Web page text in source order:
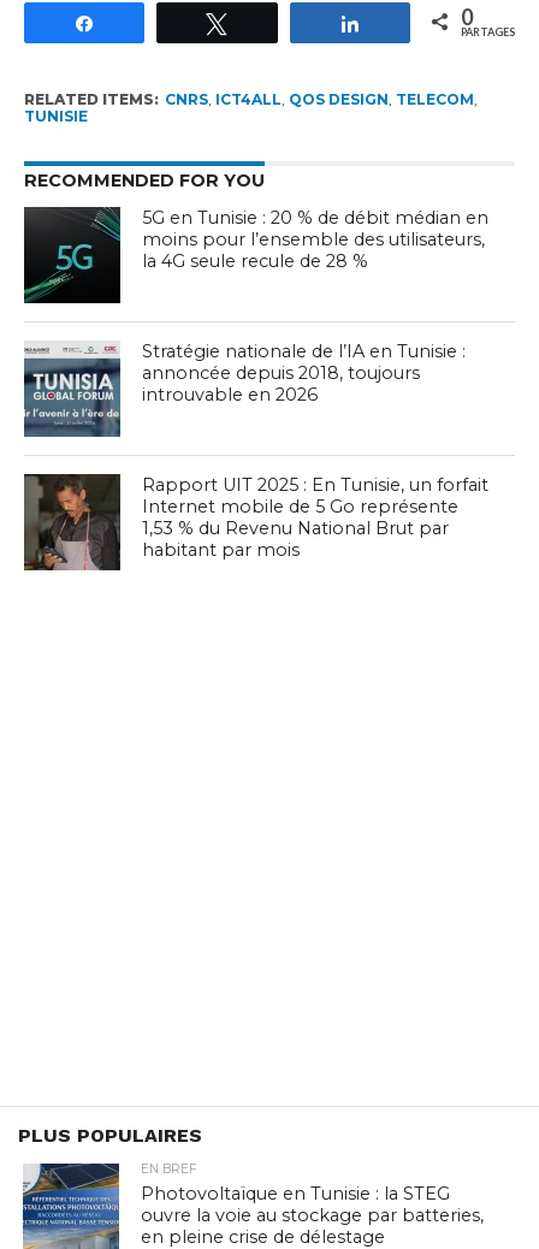
Partagez 0
PARTAGES
RELATED ITEMS: CNRS, ICT4ALL QOS DESIGN TELECOM
TUNISIE
RECOMMENDED FOR YOU
5G en Tunisie : 20 % de débit médian en
moins pour l’ensemble des utilisateurs,
la 4G seule recule de 28 %
Stratégie nationale de l’IA en Tunisie :
annoncée depuis 2018, toujours
introuvable en 2026
Rapport UIT 2025 : En Tunisie, un forfait
Internet mobile de 5 Go représente
1,53 % du Revenu National Brut par
habitant par mois
PLUS POPULAIRES
EN BREF
Photovoltaïque en Tunisie : la STEG
ouvre la voie au stockage par batteries,
en pleine crise de délestage